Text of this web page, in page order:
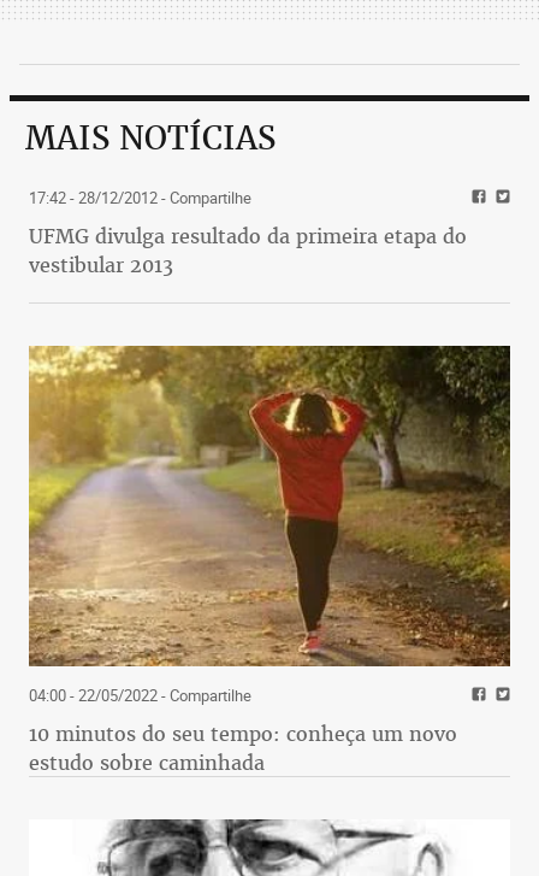
MAIS NOTÍCIAS
17:42 - 28/12/2012- Compartilhe
UFMG divulga resultado da primeira etapa do
vestibular 2013
04:00 - 22/05/2022- Compartilhe
10 minutos do seu tempo: conheça um novo
estudo sobre caminhada